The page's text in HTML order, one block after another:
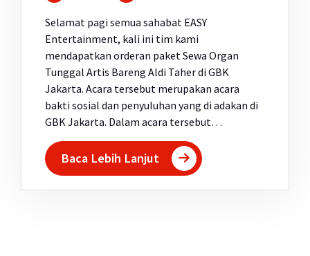
Selamat pagi semua sahabat EASY
Entertainment, kali ini tim kami
mendapatkan orderan paket Sewa Organ
Tunggal Artis Bareng Aldi Taher di GBK
Jakarta. Acara tersebut merupakan acara
bakti sosial dan penyuluhan yang di adakan di
GBK Jakarta. Dalam acara tersebut…
Baca Lebih Lanjut